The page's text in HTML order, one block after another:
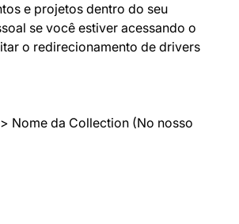
e projetos dentro do seu
se você estiver acessando o
o redirecionamento de drivers
Nome da Collection (No nosso